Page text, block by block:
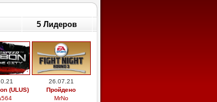
5 Лидеров
(ULUS)
26.07.21
Пройдено
MrNo